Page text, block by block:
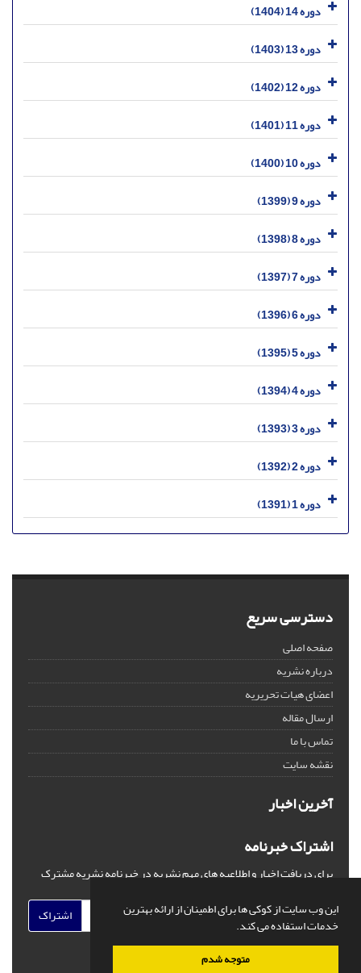
این وب سایت از کوکی ها برای اطمینان از ارائه بهترین
خدمات استفاده می کند.
متوجه شدم
دوره 14 (1404)
دوره 13 (1403)
دوره 12 (1402)
دوره 11 (1401)
دوره 10 (1400)
دوره 9 (1399)
دوره 8 (1398)
دوره 7 (1397)
دوره 6 (1396)
دوره 5 (1395)
دوره 4 (1394)
دوره 3 (1393)
دوره 2 (1392)
دوره 1 (1391)
دسترسی سریع
صفحه اصلی
درباره نشریه
اعضای هیات تحریریه
ارسال مقاله
تماس با ما
نقشه سایت
آخرین اخبار
اشتراک خبرنامه
برای دریافت اخبار و اطلاعیه های مهم نشریه در خبرنامه نشریه مشترک
اشتراک